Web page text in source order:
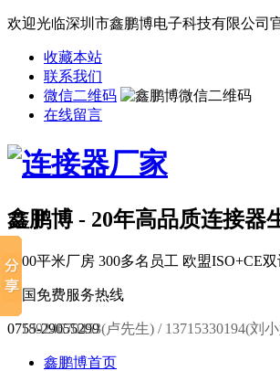
欢迎光临深圳市鑫鹏博电子科技有限公司
收藏本站
联系我们
微信二维码
在线留言
鑫鹏博 - 20年高品质连接器
6000平米厂房 300多名员工 欧盟ISO+CE
全国免费服务热线
0755-29055299
18924670453(卢先生) / 13715330194(刘
鑫鹏博首页